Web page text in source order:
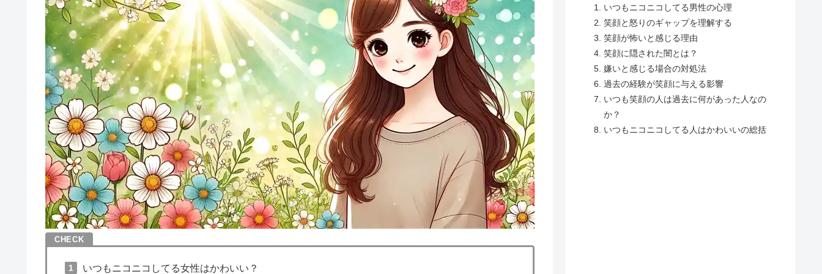
いつもニコニコしてる女性はかわいい？
いつもニコニコしてる男性の心理
笑顔と怒りのギャップを理解する
笑顔が怖いと感じる理由
笑顔に隠された闇とは？
嫌いと感じる場合の対処法
過去の経験が笑顔に与える影響
いつも笑顔の人は過去に何があった人なの
か？
いつもニコニコしてる人はかわいいの総括